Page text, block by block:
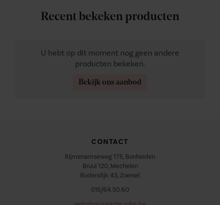
Recent bekeken producten
U hebt op dit moment nog geen andere
producten bekeken.
Bekijk ons aanbod
CONTACT
Rijmenamseweg 175, Bonheiden
Bruul 120, Mechelen
Rodendijk 43, Zoersel
015/64.50.60